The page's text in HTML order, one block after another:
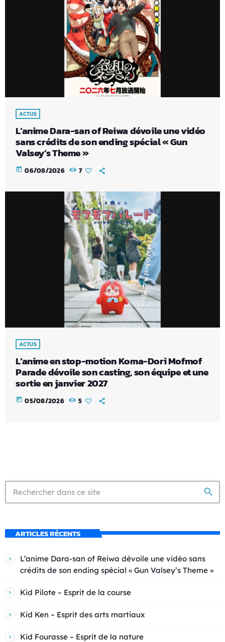
ACTUS
L’anime Dara-san of Reiwa dévoile une vidéo
sans crédits de son ending spécial « Gun
Valsey’s Theme »
today 06/08/2026 7
ACTUS
L’anime en stop-motion Koma-Dori Mofmof
Parade dévoile son casting, son équipe et une
sortie en janvier 2027
today 05/08/2026 5
search
ARTICLES RÉCENTS
L’anime Dara-san of Reiwa dévoile une vidéo sans
crédits de son ending spécial « Gun Valsey’s Theme »
Kid Pilote – Esprit de la course
Kid Ken – Esprit des arts martiaux
Kid Fourasse – Esprit de la nature